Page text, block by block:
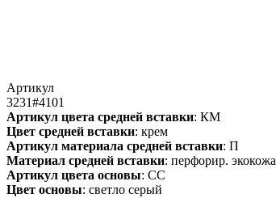
Артикул
3231#4101
Артикул цвета средней вставки: КМ
Цвет средней вставки: крем
Артикул материала средней вставки: П
Материал средней вставки: перфорир. экокожа
Артикул цвета основы: СС
Цвет основы: светло серый